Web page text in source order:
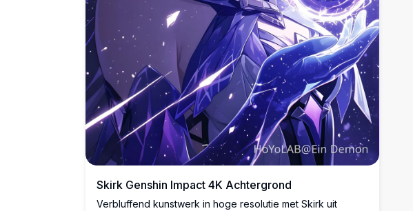
Skirk Genshin Impact 4K Achtergrond
Verbluffend kunstwerk in hoge resolutie met Skirk uit